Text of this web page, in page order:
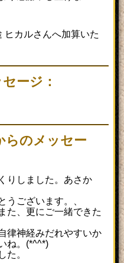
ヒカルさんへ加算いた
ージ：
らのメッセー
りしました。あさか
うございます。、
た、更にご一緒できた
律神経みだれやすいか
ね。(*^^*)
た。